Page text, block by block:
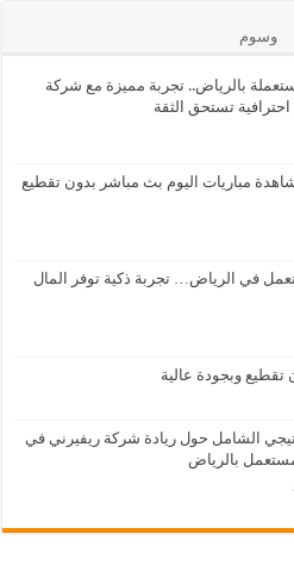
وسوم
بالرياض.. تجربة مميزة مع شركة
تستحق الثقة
مباريات اليوم بث مباشر بدون تقطيع
في الرياض… تجربة ذكية توفر المال
تقطيع وبجودة عالية
الشامل حول ريادة شركة ريفيرني في
بالرياض